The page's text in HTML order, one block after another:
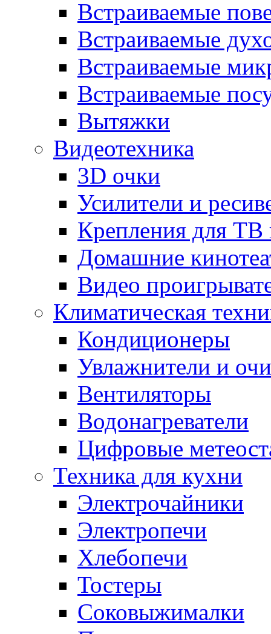
Встраиваемые
Встраиваемые
Встраиваемые
Встраиваемые
Вытяжки
Видеотехника
3D очки
Усилители и
Крепления для ТВ
Домашние
Видео
Климатическая
Кондиционеры
Увлажнители и
Вентиляторы
Водонагреватели
Цифровые
Техника для кухни
Электрочайники
Электропечи
Хлебопечи
Тостеры
Соковыжималки